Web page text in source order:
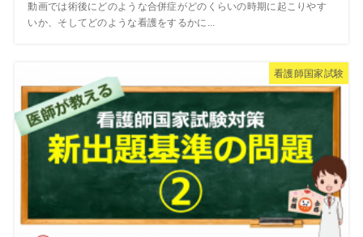
動画では術後にどのような合併症がどのくらいの時期に起こりやす
いか、そしてどのような看護をするかに...
看護師国家試験